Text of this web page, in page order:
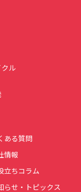
ル
ある質問
情報
立ちコラム
らせ・トピックス